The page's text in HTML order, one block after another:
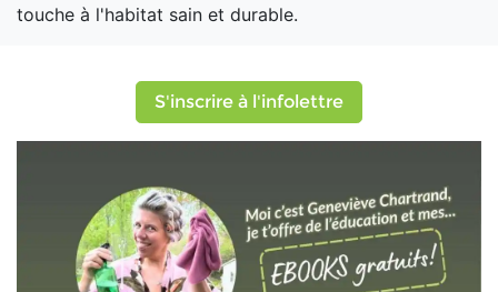
touche à l'habitat sain et durable.
S'inscrire à l'infolettre